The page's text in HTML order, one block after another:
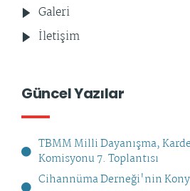
Galeri
İletişim
Güncel Yazılar
TBMM Milli Dayanışma,
Komisyonu 7. Toplantısı
Cihannüma Derneği'nin